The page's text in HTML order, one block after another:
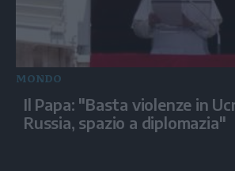
MONDO
Il Papa: "Basta violenze in
Russia, spazio a diplomazia"